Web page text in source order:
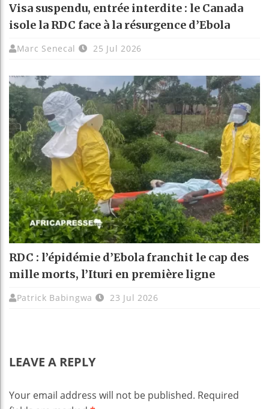
Visa suspendu, entrée interdite : le Canada
isole la RDC face à la résurgence d’Ebola
Marc Senecal 25 Jul 2026
RDC : l’épidémie d’Ebola franchit le cap des
mille morts, l’Ituri en première ligne
Patrick Babingwa 23 Jul 2026
LEAVE A REPLY
Your email address will not be published. Required